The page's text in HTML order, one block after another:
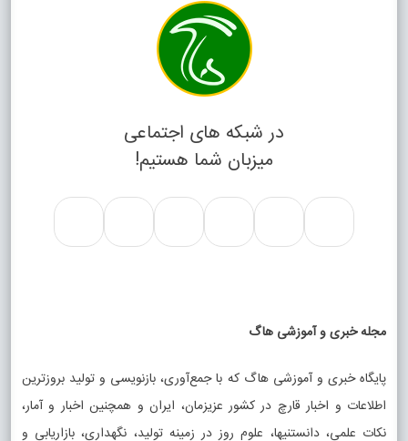
در شبکه های اجتماعی
میزبان شما هستیم!
مجله خبری و آموزشی هاگ
پایگاه خبری و آموزشی هاگ که با جمع‌آوری، بازنویسی و تولید بروزترین
اطلاعات و اخبار قارچ در کشور عزیزمان، ایران و همچنین اخبار و آمار،
نکات علمی، دانستنیها، علوم روز در زمینه تولید، نگهداری، بازاریابی و